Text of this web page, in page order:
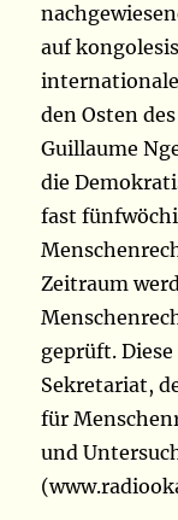
auf
den Osten
Guillaume
die
fast
Zeitraum
geprüft.
Sekretariat,
für
und